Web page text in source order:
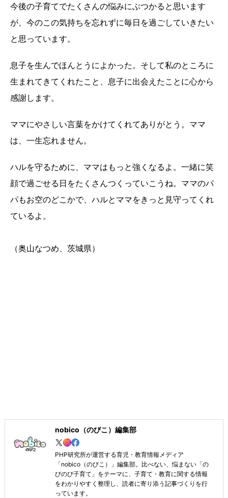
今後の子育てでたくさんの悩みにぶつかると思います
が、今のこの気持ちを忘れずに毎日を過ごしていきたい
と思っています。
息子を生んでほんとうによかった。そして私のところに
生まれてきてくれたこと、息子に出会えたことに心から
感謝します。
ママにやさしい言葉をかけてくれてありがとう。ママ
は、一生忘れません。
ハルを守るために、ママはもっと強くなるよ。一緒に笑
顔で過ごせる日をたくさんつくっていこうね。ママのパ
パもお空のどこかで、ハルとママをきっと見守ってくれ
ているよ。
（奥山なつめ、茨城県）
nobico（のびこ）編集部
PHP研究所が運営する育児・教育情報メディア
「nobico（のびこ）」編集部。比べない、悩まない「の
びのび子育て」をテーマに、子育て・教育に関する情報
をわかりやすく整理し、読者に寄り添う記事づくりを行
っています。